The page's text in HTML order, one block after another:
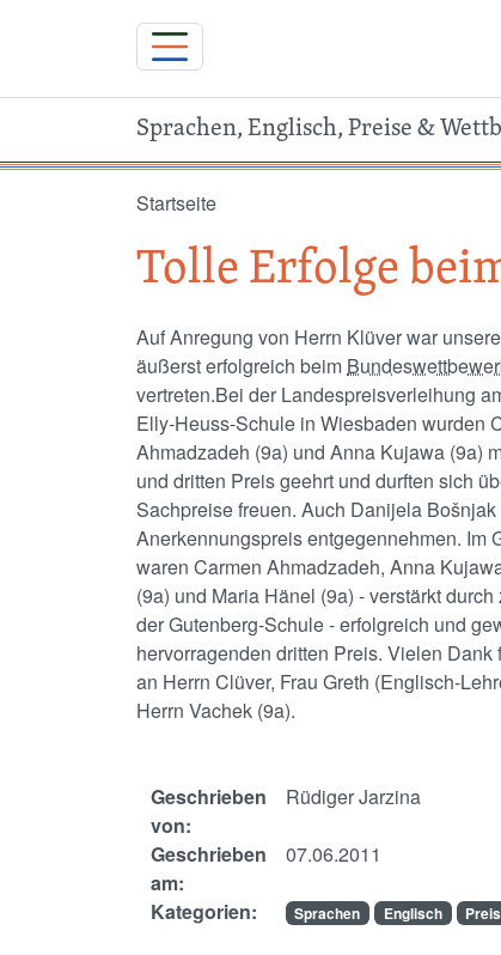
Sprachen, Englisch, Preise &
Startseite
Tolle Erfolge
Auf Anregung von Herrn Klüver war
äußerst erfolgreich beim
vertreten.Bei der Landespreisverleihung
Elly-Heuss-Schule in Wiesbaden wurden
Ahmadzadeh (9a) und Anna Kujawa (9a)
und dritten Preis geehrt und durften sich
Sachpreise freuen. Auch Danijela
Anerkennungspreis entgegennehmen. Im
waren Carmen Ahmadzadeh, Anna
(9a) und Maria Hänel (9a) - verstärkt
der Gutenberg-Schule - erfolgreich und
hervorragenden dritten Preis. Vielen Dank
an Herrn Clüver, Frau Greth (Englisch-
Herrn Vachek (9a).
Geschrieben
von:
Rüdiger Jarzina
Geschrieben
am:
07.06.2011
Kategorien: Sprachen Englisch